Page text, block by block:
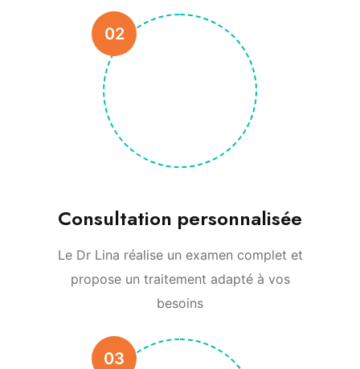
02
Consultation personnalisée
Le Dr Lina réalise un examen complet et
propose un traitement adapté à vos
besoins
03